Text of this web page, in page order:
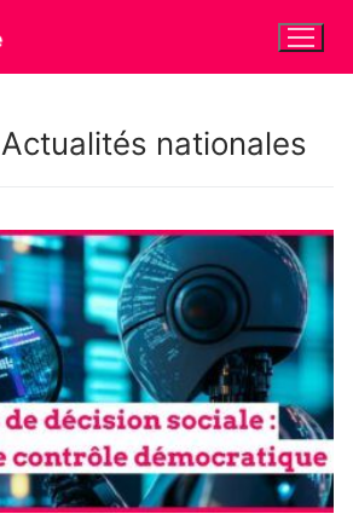
Actualités nationales